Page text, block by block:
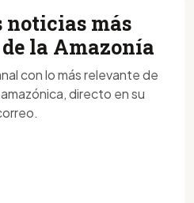
noticias más
la Amazonía
con lo más relevante de
directo en su